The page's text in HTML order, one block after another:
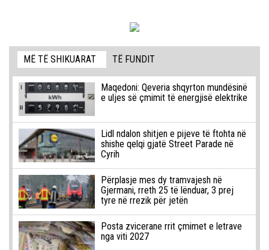
MË TË SHIKUARAT TË FUNDIT
Maqedoni: Qeveria shqyrton mundësinë
e uljes së çmimit të energjisë elektrike
Lidl ndalon shitjen e pijeve të ftohta në
shishe qelqi gjatë Street Parade në
Cyrih
Përplasje mes dy tramvajesh në
Gjermani, rreth 25 të lënduar, 3 prej
tyre në rrezik për jetën
Posta zvicerane rrit çmimet e letrave
nga viti 2027